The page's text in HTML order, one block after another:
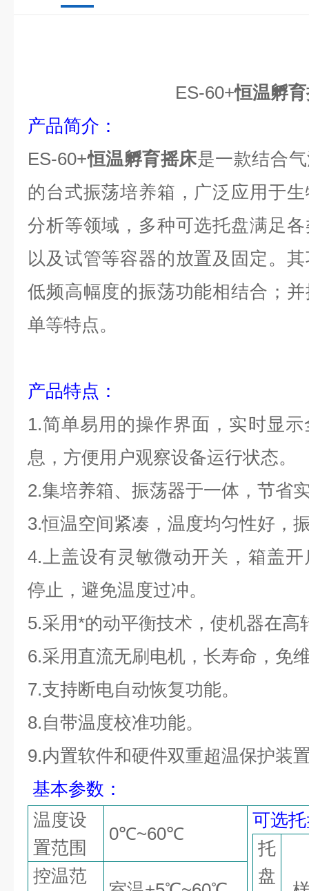
ES-60+恒温孵
产品简介 ：
ES-60+恒温孵育摇床是一款结合
的台式振荡培养箱，广泛应用于
分析等领域，多种可选托盘满足
以及试管等容器的放置及固定。
低频高幅度的振荡功能相结合；
单等特点。
产品特点：
1.简单易用的操作界面，实时显
息，方便用户观察设备运行状态。
2.集培养箱、振荡器于一体，节省
3.恒温空间紧凑，温度均匀性好，
4.上盖设有灵敏微动开关，箱盖
停止，避免温度过冲。
5.采用*的动平衡技术，使机器在高
6.采用直流无刷电机，长寿命，免
7.支持断电自动恢复功能。
8.自带温度校准功能。
9.内置软件和硬件双重超温保护装
基本参数 ：
温度设
置范围
0℃~60℃
可选
托
盘
控温范